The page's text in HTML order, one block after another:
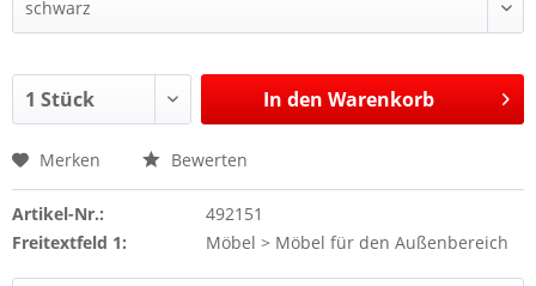
In den Warenkorb
Merken Bewerten
Artikel-Nr.:
492151
Freitextfeld 1:
Möbel > Möbel für den Außenbereich